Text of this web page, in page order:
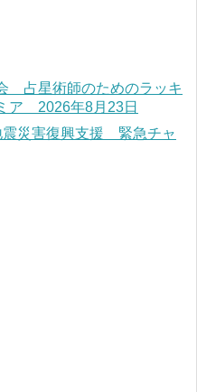
占星術師のためのラッキ
ア 2026年8月23日
震災害復興支援 緊急チャ